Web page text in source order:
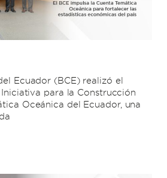
Ecuador (BCE) realizó el
para la Construcción
Oceánica del Ecuador, una